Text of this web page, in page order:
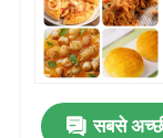
सबसे